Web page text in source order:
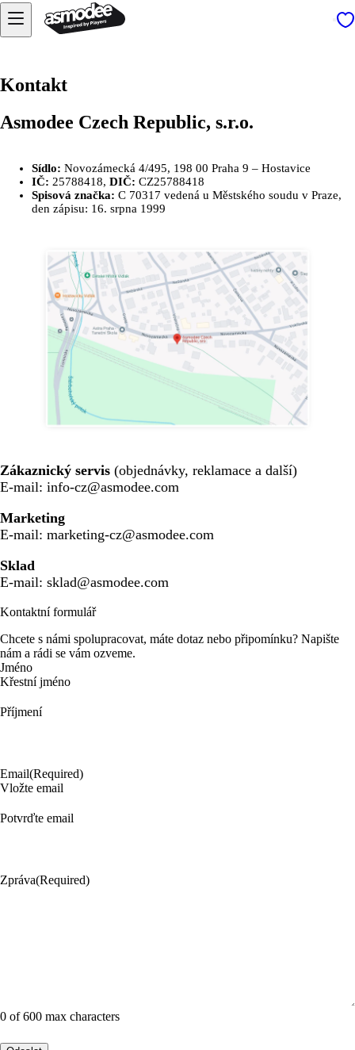
Kontakt
Asmodee Czech Republic, s.r.o.
Sídlo: Novozámecká 4/495, 198 00 Praha 9 – Hostavice
IČ: 25788418, DIČ: CZ25788418
Spisová značka: C 70317 vedená u Městského soudu v Praze,
den zápisu: 16. srpna 1999
Zákaznický servis (objednávky, reklamace a další)
E-mail: info-cz@asmodee.com
Marketing
E-mail: marketing-cz@asmodee.com
Sklad
E-mail: sklad@asmodee.com
Kontaktní formulář
Chcete s námi spolupracovat, máte dotaz nebo připomínku? Napište
nám a rádi se vám ozveme.
Jméno
Křestní jméno
Příjmení
Email(Required)
Vložte email
Potvrďte email
Zpráva(Required)
0 of 600 max characters